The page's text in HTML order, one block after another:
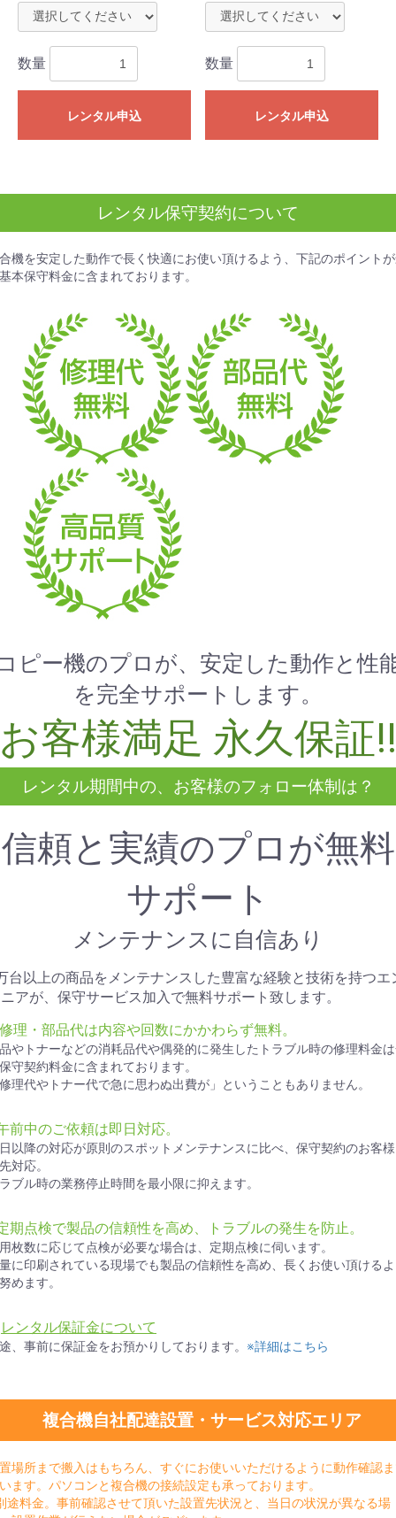
数量
レンタル申込
数量
レンタル申込
レンタル保守契約について
機を安定した動作で長く快適にお使い頂けるよう、下記のポイントが
本保守料金に含まれております。
ピー機のプロが、安定した動作と性
を完全サポートします。
お客様満足 永久保証!!
レンタル期間中の、お客様のフォロー体制は？
信頼と実績のプロが無料
サポート
メンテナンスに自信あり
台以上の商品をメンテナンスした豊富な経験と技術を持つエ
アが、保守サービス加入で無料サポート致します。
理・部品代は内容や回数にかかわらず無料。
やトナーなどの消耗品代や偶発的に発生したトラブル時の修理料金
守契約料金に含まれております。
理代やトナー代で急に思わぬ出費が」ということもありません。
前中のご依頼は即日対応。
以降の対応が原則のスポットメンテナンスに比べ、保守契約のお客
対応。
ブル時の業務停止時間を最小限に抑えます。
期点検で製品の信頼性を高め、トラブルの発生を防止。
枚数に応じて点検が必要な場合は、定期点検に伺います。
に印刷されている現場でも製品の信頼性を高め、長くお使い頂ける
めます。
レンタル保証金について
、事前に保証金をお預かりしております。 ※詳細はこちら
複合機自社配達設置・サービス対応エリア
場所まで搬入はもちろん、すぐにお使いいただけるように動作確認
ます。パソコンと複合機の接続設定も承っております。
途料金。事前確認させて頂いた設置先状況と、当日の状況が異なる場